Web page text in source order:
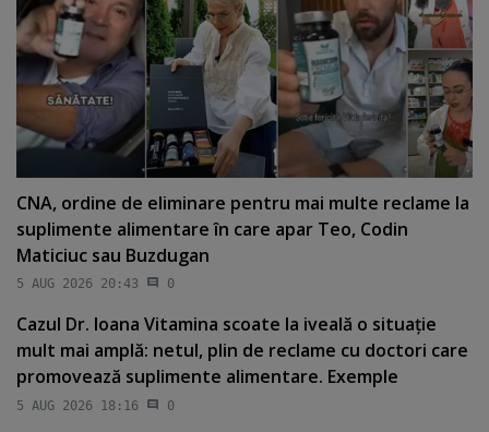
CNA, ordine de eliminare pentru mai multe reclame la
suplimente alimentare în care apar Teo, Codin
Maticiuc sau Buzdugan
5 AUG 2026 20:43 0
Cazul Dr. Ioana Vitamina scoate la iveală o situaţie
mult mai amplă: netul, plin de reclame cu doctori care
promovează suplimente alimentare. Exemple
5 AUG 2026 18:16 0